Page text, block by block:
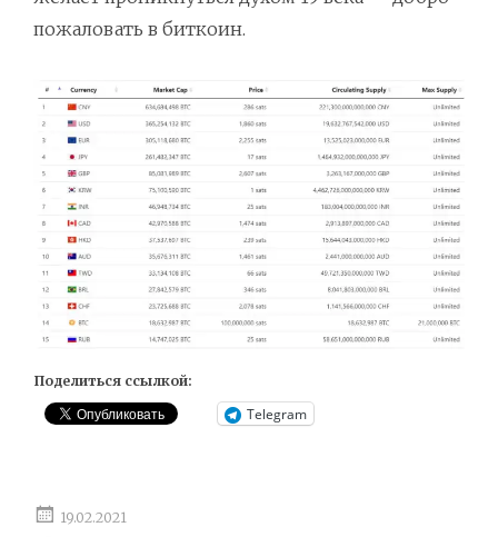
пожаловать в биткоин.
Поделиться ссылкой:
Telegram
19.02.2021